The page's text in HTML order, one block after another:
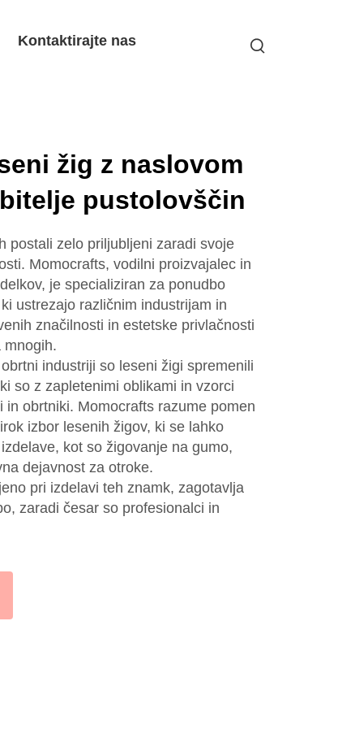
Kontaktirajte nas
žig z naslovom
pustolovščin
postali zelo priljubljeni zaradi svoje
Momocrafts, vodilni proizvajalec in
je specializiran za ponudbo
ustrezajo različnim industrijam in
značilnosti in estetske privlačnosti
mnogih.
industriji so leseni žigi spremenili
so z zapletenimi oblikami in vzorci
obrtniki. Momocrafts razume pomen
izbor lesenih žigov, ki se lahko
kot so žigovanje na gumo,
dejavnost za otroke.
pri izdelavi teh znamk, zagotavlja
zaradi česar so profesionalci in